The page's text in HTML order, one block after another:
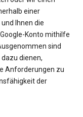
einer
Ihnen die
Konto mithilfe
sind
dienen,
Anforderungen zu
der